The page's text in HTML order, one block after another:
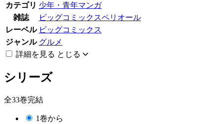
カテゴリ 少年・青年マンガ
雑誌
ビッグコミックスペリオール
レーベル ビッグコミックス
ジャンル グルメ
詳細を見る とじる
シリーズ
全33巻完結
1巻から